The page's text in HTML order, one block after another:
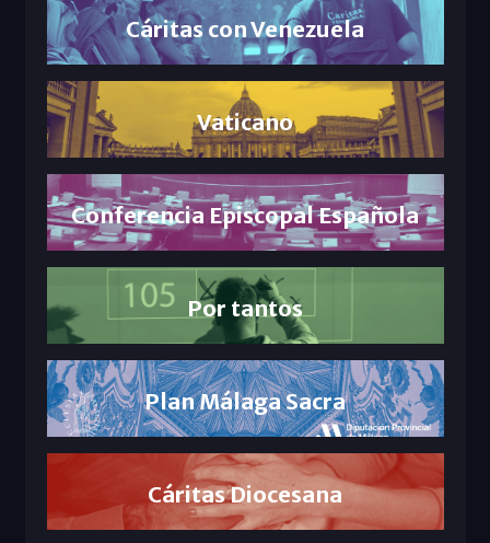
Cáritas con Venezuela
Vaticano
Conferencia Episcopal Española
Por tantos
Plan Málaga Sacra
Cáritas Diocesana